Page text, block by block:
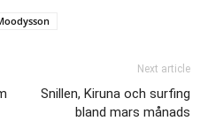
Next article
Snillen, Kiruna och surfing
bland mars månads